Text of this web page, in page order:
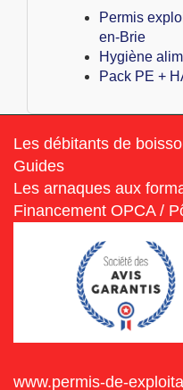
Permis
en-Brie
Hygiène
Pack PE +
Les débitants de
Guides
Les arnaques aux
Financement OPCA /
www.permis-de-